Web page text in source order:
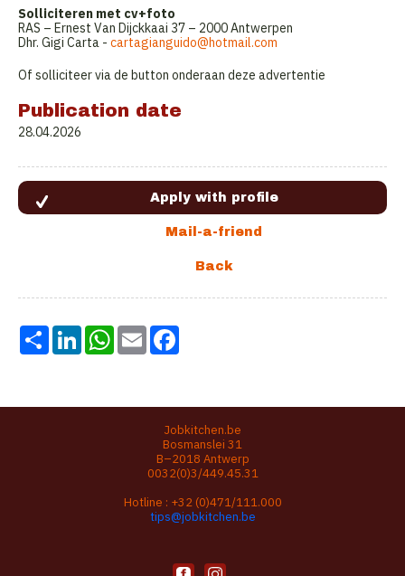
Solliciteren met cv+foto
RAS – Ernest Van Dijckkaai 37 – 2000 Antwerpen
Dhr. Gigi Carta - cartagianguido@hotmail.com
Of solliciteer via de button onderaan deze advertentie
Publication date
28.04.2026
Share LinkedInWhatsApp
Email
Jobkitchen.be
Bosmanslei 31
B–2018 Antwerp
0032(0)3/449.45.31
Hotline : +32 (0)471/111.000
tips@jobkitchen.be